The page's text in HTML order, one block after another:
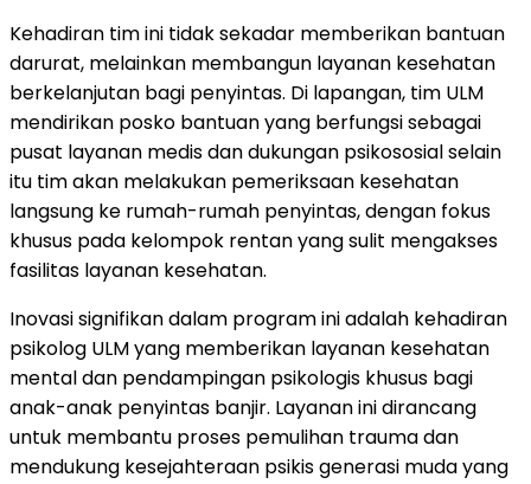
Kehadiran tim ini tidak sekadar memberikan bantuan
darurat, melainkan membangun layanan kesehatan
berkelanjutan bagi penyintas. Di lapangan, tim ULM
mendirikan posko bantuan yang berfungsi sebagai
pusat layanan medis dan dukungan psikososial selain
itu tim akan melakukan pemeriksaan kesehatan
langsung ke rumah-rumah penyintas, dengan fokus
khusus pada kelompok rentan yang sulit mengakses
fasilitas layanan kesehatan.
Inovasi signifikan dalam program ini adalah kehadiran
psikolog ULM yang memberikan layanan kesehatan
mental dan pendampingan psikologis khusus bagi
anak-anak penyintas banjir. Layanan ini dirancang
untuk membantu proses pemulihan trauma dan
mendukung kesejahteraan psikis generasi muda yang